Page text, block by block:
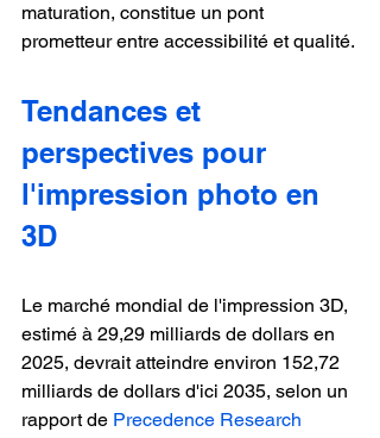
maturation, constitue un pont
prometteur entre accessibilité et qualité.
Tendances et
perspectives pour
l'impression photo en
3D
Le marché mondial de l'impression 3D,
estimé à 29,29 milliards de dollars en
2025, devrait atteindre environ 152,72
milliards de dollars d'ici 2035, selon un
rapport de Precedence Research